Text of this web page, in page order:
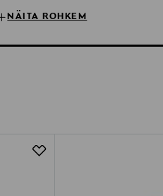
naudi mõnusaid õhtuid kodus.
NÄITA ROHKEM